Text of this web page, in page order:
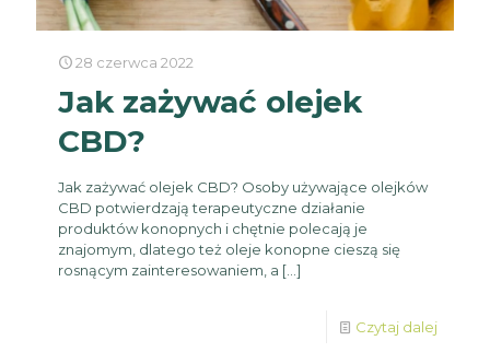
28 czerwca 2022
Jak zażywać olejek
CBD?
Jak zażywać olejek CBD? Osoby używające olejków
CBD potwierdzają terapeutyczne działanie
produktów konopnych i chętnie polecają je
znajomym, dlatego też oleje konopne cieszą się
rosnącym zainteresowaniem, a […]
Czytaj dalej